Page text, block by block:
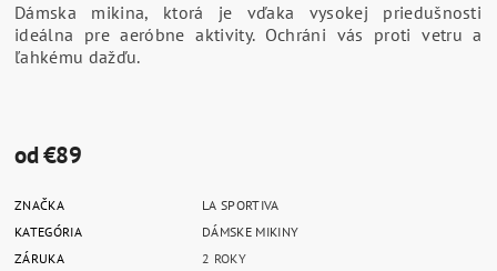
Dámska mikina, ktorá je vďaka vysokej priedušnosti
ideálna pre aeróbne aktivity. Ochráni vás proti vetru a
ľahkému dažďu.
od €89
ZNAČKA
LA SPORTIVA
KATEGÓRIA
DÁMSKE MIKINY
ZÁRUKA
2 ROKY